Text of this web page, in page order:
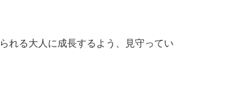
れる大人に成長するよう、見守ってい